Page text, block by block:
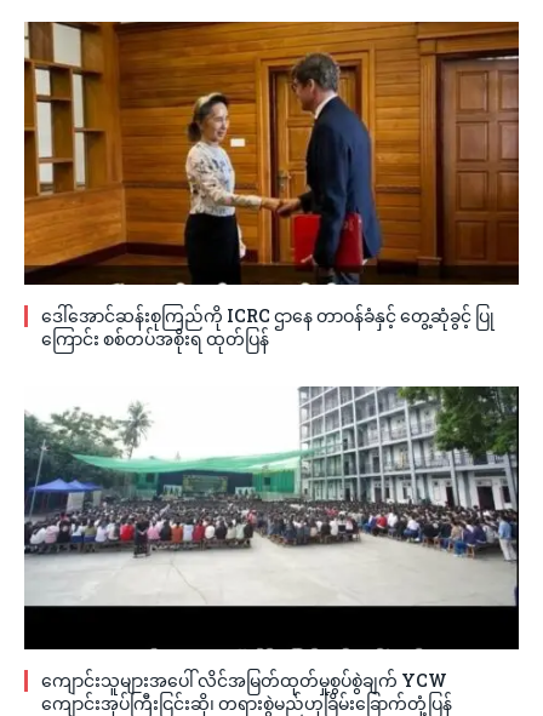
ဒေါ်အောင်ဆန်းစုကြည်ကို ICRC ဌာနေ တာဝန်ခံနှင့် တွေ့ဆုံခွင့် ပြု
ကြောင်း စစ်တပ်အစိုးရ ထုတ်ပြန်
ကျောင်းသူများအပေါ် လိင်အမြတ်ထုတ်မှုစွပ်စွဲချက် YCW
ကျောင်းအုပ်ကြီးငြင်းဆို၊ တရားစွဲမည်ဟုခြိမ်းခြောက်တုံ့ပြန်